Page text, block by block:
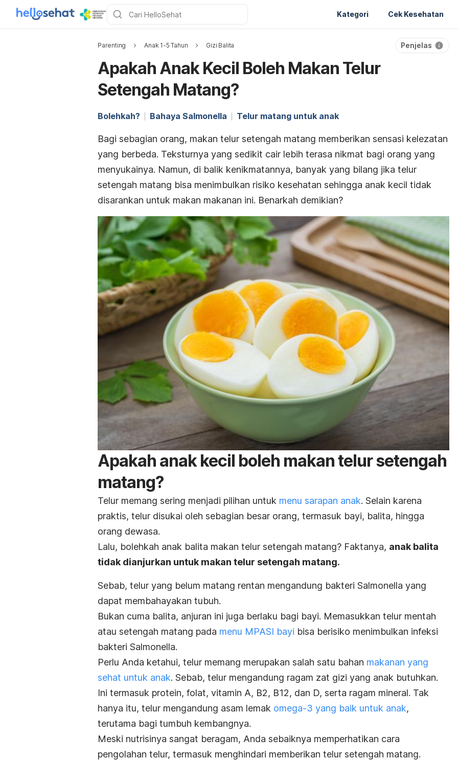
Kategori Cek Kesehatan
Parenting Anak 1-5 Tahun Gizi Balita Penjelas
Apakah Anak Kecil Boleh Makan Telur
Setengah Matang?
Bolehkah? Bahaya Salmonella Telur matang untuk anak
Bagi sebagian orang, makan telur setengah matang memberikan sensasi kelezatan
yang berbeda. Teksturnya yang sedikit cair lebih terasa nikmat bagi orang yang
menyukainya. Namun, di balik kenikmatannya, banyak yang bilang jika telur
setengah matang bisa menimbulkan risiko kesehatan sehingga anak kecil tidak
disarankan untuk makan makanan ini. Benarkah demikian?
Apakah anak kecil boleh makan telur setengah
matang?
Telur memang sering menjadi pilihan untuk menu sarapan anak. Selain karena
praktis, telur disukai oleh sebagian besar orang, termasuk bayi, balita, hingga
orang dewasa.
Lalu, bolehkah anak balita makan telur setengah matang? Faktanya, anak balita
tidak dianjurkan untuk makan telur setengah matang.
Sebab, telur yang belum matang rentan mengandung bakteri Salmonella yang
dapat membahayakan tubuh.
Bukan cuma balita, anjuran ini juga berlaku bagi bayi. Memasukkan telur mentah
atau setengah matang pada menu MPASI bayi bisa berisiko menimbulkan infeksi
bakteri Salmonella.
Perlu Anda ketahui, telur memang merupakan salah satu bahan makanan yang
sehat untuk anak. Sebab, telur mengandung ragam zat gizi yang anak butuhkan.
Ini termasuk protein, folat, vitamin A, B2, B12, dan D, serta ragam mineral. Tak
hanya itu, telur mengandung asam lemak omega-3 yang baik untuk anak,
terutama bagi tumbuh kembangnya.
Meski nutrisinya sangat beragam, Anda sebaiknya memperhatikan cara
pengolahan telur, termasuk menghindari memberikan telur setengah matang.